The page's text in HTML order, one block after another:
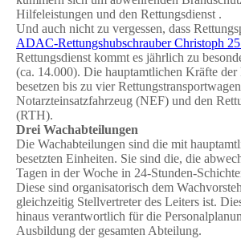
Hilfeleistungen und den Rettungsdienst .
Und auch nicht zu vergessen, dass
ADAC-Rettungshubschrauber Christoph
Rettungsdienst kommt es jährlich zu
(ca. 14.000). Die hauptamtlichen Kräfte der
besetzen bis zu vier
Notarzteinsatzfahrzeug (NEF) und den
(RTH).
Drei Wachabteilungen
Die Wachabteilungen sind die mit
besetzten Einheiten. Sie sind die, die
Tagen in der Woche in 24-Stunden-
Diese sind organisatorisch dem
gleichzeitig Stellvertreter des Leiters ist.
hinaus verantwortlich für die
Ausbildung der gesamten Abteilung.